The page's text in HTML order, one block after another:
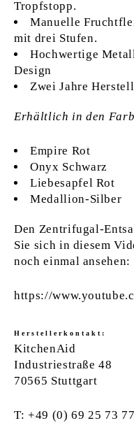
Tropfstopp.
Manuelle
mit drei Stufen.
Hochwertige
Design
Zwei Jahre
Erhältlich in den
Empire Rot
Onyx Schwarz
Liebesapfel Rot
Medallion-Silber
Den Zentrifugal-
Sie sich in diesem
noch einmal ansehen:
https://
Herstellerkontakt:
KitchenAid
Industriestraße 48
70565 Stuttgart
T: +49 (0) 69 25 73